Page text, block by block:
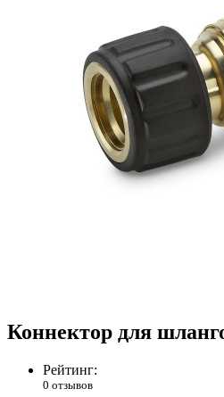
Коннектор для
Рейтинг:
0 отзывов